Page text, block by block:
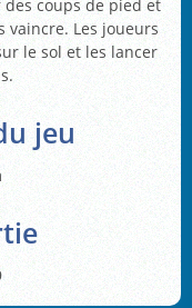
coups de pied et
vaincre. Les joueurs
le sol et les lancer
jeu